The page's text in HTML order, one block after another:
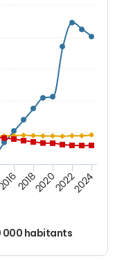
000 habitants
2018202020222024